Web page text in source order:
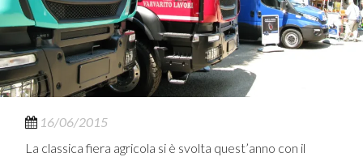
16/06/2015
La classica fiera agricola si è svolta quest’anno con il